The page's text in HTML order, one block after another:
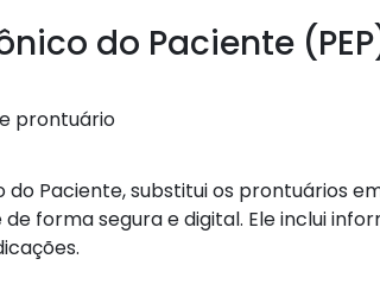
do Paciente
do Paciente, substitui os prontuários
forma segura e digital. Ele inclui